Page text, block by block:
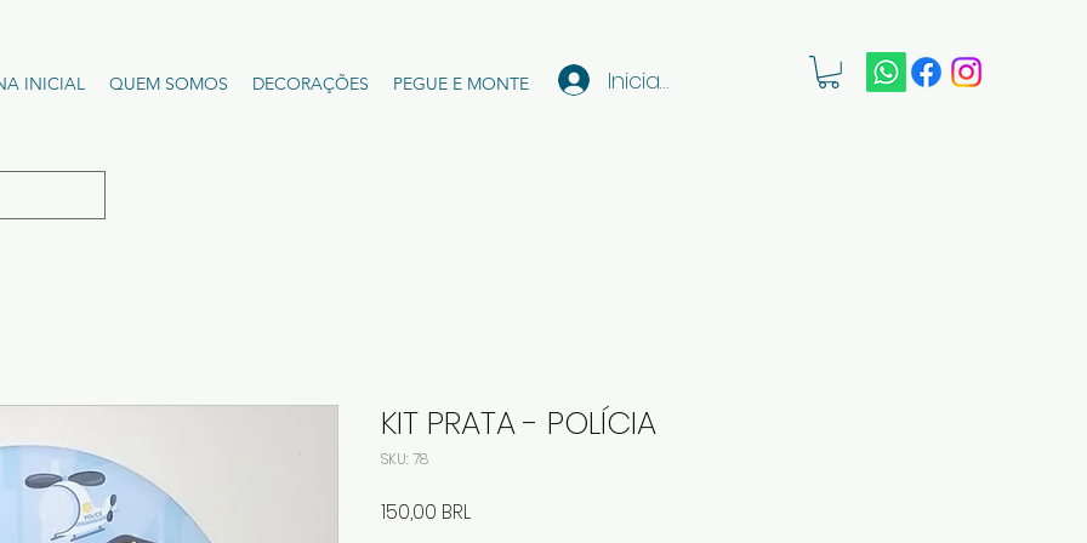
INICIAL QUEM SOMOS DECORAÇÕES PEGUE E MONTE Iniciar sesión
KIT PRATA - POLÍCIA
SKU: 78
150,00 BRLPrecio